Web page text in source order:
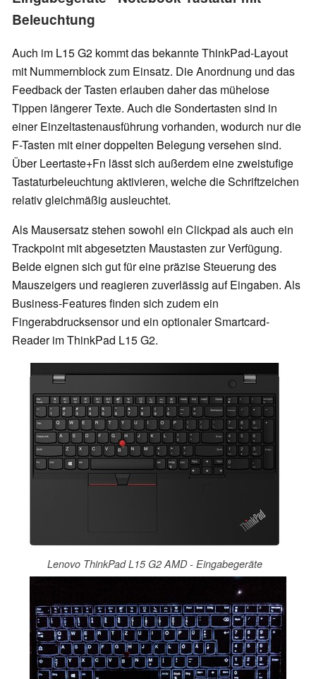
Beleuchtung
Auch im L15 G2 kommt das bekannte ThinkPad-Layout
mit Nummernblock zum Einsatz. Die Anordnung und das
Feedback der Tasten erlauben daher das mühelose
Tippen längerer Texte. Auch die Sondertasten sind in
einer Einzeltastenausführung vorhanden, wodurch nur die
F-Tasten mit einer doppelten Belegung versehen sind.
Über Leertaste+Fn lässt sich außerdem eine zweistufige
Tastaturbeleuchtung aktivieren, welche die Schriftzeichen
relativ gleichmäßig ausleuchtet.
Als Mausersatz stehen sowohl ein Clickpad als auch ein
Trackpoint mit abgesetzten Maustasten zur Verfügung.
Beide eignen sich gut für eine präzise Steuerung des
Mauszeigers und reagieren zuverlässig auf Eingaben. Als
Business-Features finden sich zudem ein
Fingerabdrucksensor und ein optionaler Smartcard-
Reader im ThinkPad L15 G2.
Lenovo ThinkPad L15 G2 AMD - Eingabegeräte